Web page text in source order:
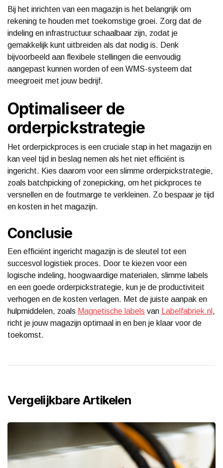
Bij het inrichten van een magazijn is het belangrijk om
rekening te houden met toekomstige groei. Zorg dat de
indeling en infrastructuur schaalbaar zijn, zodat je
gemakkelijk kunt uitbreiden als dat nodig is. Denk
bijvoorbeeld aan flexibele stellingen die eenvoudig
aangepast kunnen worden of een WMS-systeem dat
meegroeit met jouw bedrijf.
Optimaliseer de
orderpickstrategie
Het orderpickproces is een cruciale stap in het magazijn en
kan veel tijd in beslag nemen als het niet efficiënt is
ingericht. Kies daarom voor een slimme orderpickstrategie,
zoals batchpicking of zonepicking, om het pickproces te
versnellen en de foutmarge te verkleinen. Zo bespaar je tijd
en kosten in het magazijn.
Conclusie
Een efficiënt ingericht magazijn is de sleutel tot een
succesvol logistiek proces. Door te kiezen voor een
logische indeling, hoogwaardige materialen, slimme labels
en een goede orderpickstrategie, kun je de productiviteit
verhogen en de kosten verlagen. Met de juiste aanpak en
hulpmiddelen, zoals Magnetische labels van Labelfabriek.nl ,
richt je jouw magazijn optimaal in en ben je klaar voor de
toekomst.
Vergelijkbare Artikelen